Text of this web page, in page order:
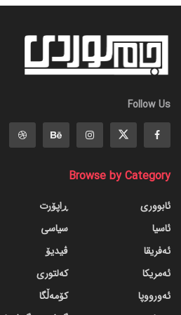
Follow Us
Browse by Category
ئابووری
ئاسیا
ئەفریقا
ئەمریکا
ئەورووپا
ڕاپۆرت
سیاسی
ڤیدیۆ
کەلتوری
کۆمەڵگا